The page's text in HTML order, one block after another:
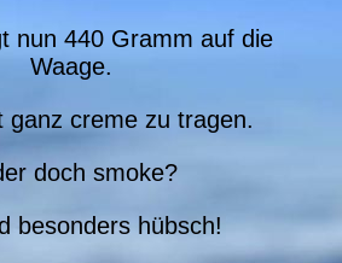
nun 440 Gramm auf die
Waage.
ganz creme zu tragen.
doch smoke?
besonders hübsch!